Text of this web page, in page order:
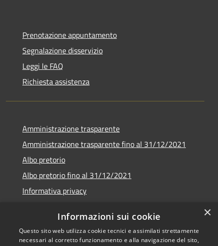
Prenotazione appuntamento
Segnalazione disservizio
Leggi le FAQ
Richiesta assistenza
Amministrazione trasparente
Amministrazione trasparente fino al 31/12/2021
Albo pretorio
Albo pretorio fino al 31/12/2021
Informativa privacy
Dichiarazione di accessibilità
×
Informazioni sui cookie
Questo sito web utilizza cookie tecnici e assimilati strettamente
necessari al corretto funzionamento e alla navigazione del sito,